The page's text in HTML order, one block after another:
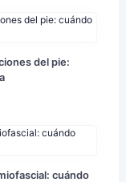
del pie:
cuándo